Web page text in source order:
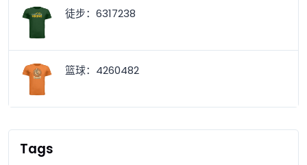
徒步：6317238
篮球：4260482
Tags